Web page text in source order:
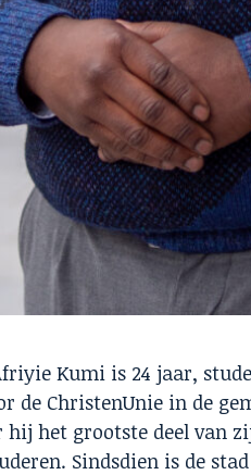
Kumi is 24 jaar,
de ChristenUnie in de
hij het grootste deel van
Sindsdien is de